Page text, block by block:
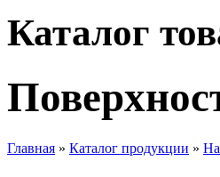
Каталог
Главная » Каталог продукции »